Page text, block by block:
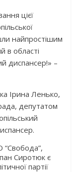
цієї
найпростішим
в області
диспансер!» –
Ірина Ленько,
депутатом
“Свобода”,
Сиротюк є
партії